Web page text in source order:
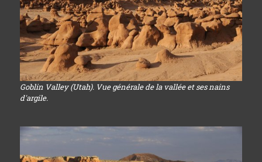
Goblin Valley (Utah). Vue générale de la vallée et ses nains
d'argile.